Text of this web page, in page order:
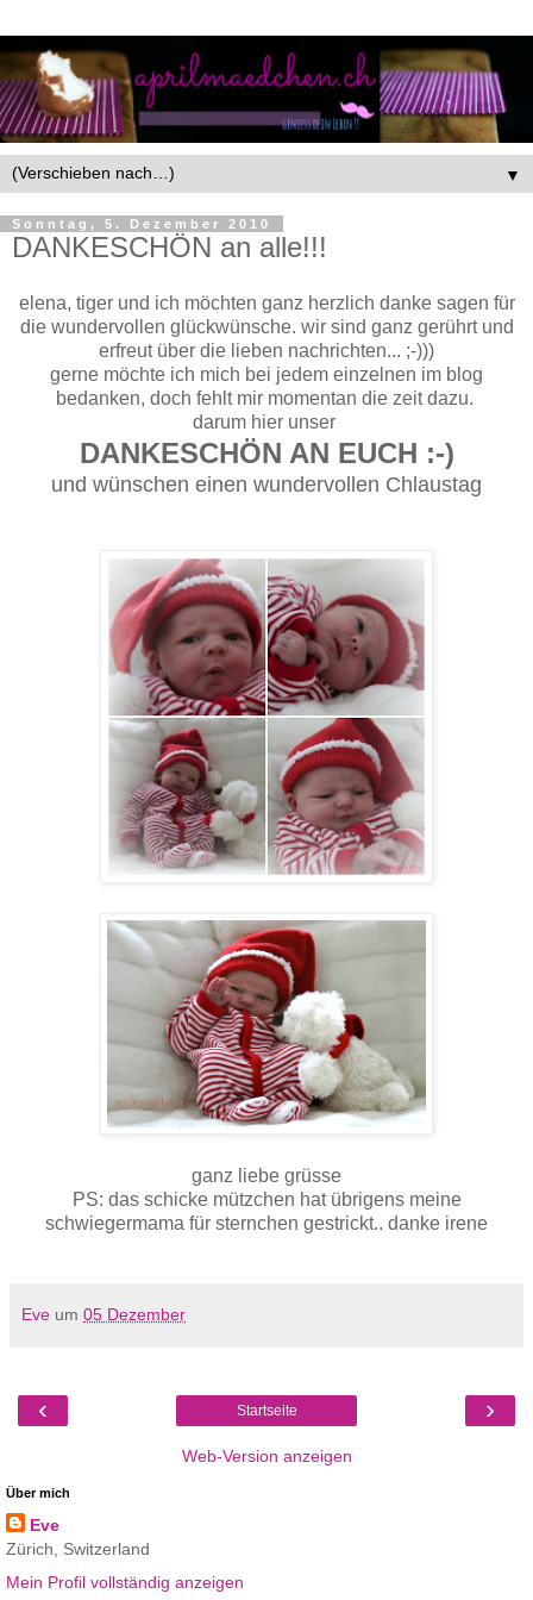
▼
Sonntag, 5. Dezember 2010
DANKESCHÖN an alle!!!
elena, tiger und ich möchten ganz herzlich danke sagen für
die wundervollen glückwünsche. wir sind ganz gerührt und
erfreut über die lieben nachrichten... ;-)))
gerne möchte ich mich bei jedem einzelnen im blog
bedanken, doch fehlt mir momentan die zeit dazu.
darum hier unser
DANKESCHÖN AN EUCH :-)
und wünschen einen wundervollen Chlaustag
ganz liebe grüsse
PS: das schicke mützchen hat übrigens meine
schwiegermama für sternchen gestrickt.. danke irene
Eve um 05 Dezember
‹ ›
Startseite
Web-Version anzeigen
Über mich
Eve
Zürich, Switzerland
Mein Profil vollständig anzeigen